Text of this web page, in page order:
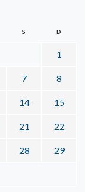
S D
1
7 8
14 15
21 22
28 29